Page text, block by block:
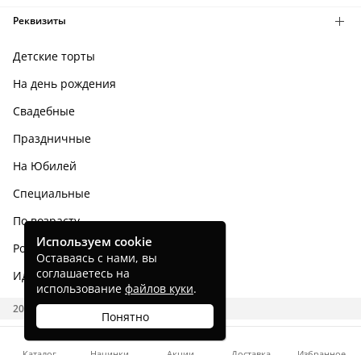
Реквизиты
Детские торты
На день рождения
Свадебные
Праздничные
На Юбилей
Специальные
По возрасту
Родным и близким
Идеи тортов
2026 CAKES.RU
Используем cookie
Оставаясь с нами, вы
соглашаетесь на
использование файлов куки.
Понятно